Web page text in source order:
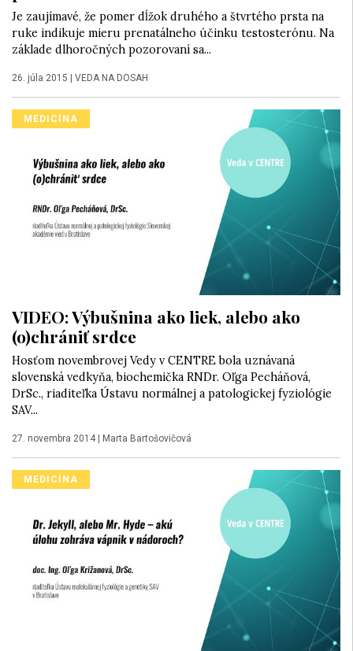
Je zaujímavé, že pomer dĺžok druhého a štvrtého prsta na
ruke indikuje mieru prenatálneho účinku testosterónu. Na
základe dlhoročných pozorovaní sa...
26. júla 2015 VEDA NA DOSAH
MEDICÍNA
VIDEO: Výbušnina ako liek, alebo ako
(o)chrániť srdce
Hosťom novembrovej Vedy v CENTRE bola uznávaná
slovenská vedkyňa, biochemička RNDr. Oľga Pecháňová,
DrSc., riaditeľka Ústavu normálnej a patologickej fyziológie
SAV...
27. novembra 2014 Marta Bartošovičová
MEDICÍNA